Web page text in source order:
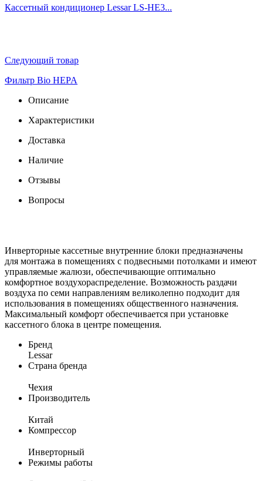
Кассетный кондиционер Lessar LS-HE3...
Следующий товар
Фильтр Bio HEPA
Описание
Характеристики
Доставка
Наличие
Отзывы
Вопросы
Инверторные кассетные внутренние блоки предназначены
для монтажа в помещениях с подвесными потолками и имеют
управляемые жалюзи, обеспечивающие оптимально
комфортное воздухораспределение. Возможность раздачи
воздуха по семи направлениям великолепно подходит для
использования в помещениях общественного назначения.
Максимальный комфорт обеспечивается при установке
кассетного блока в центре помещения.
Бренд
Lessar
Страна бренда
Чеxия
Производитель
Китай
Компрессор
Инверторный
Режимы работы